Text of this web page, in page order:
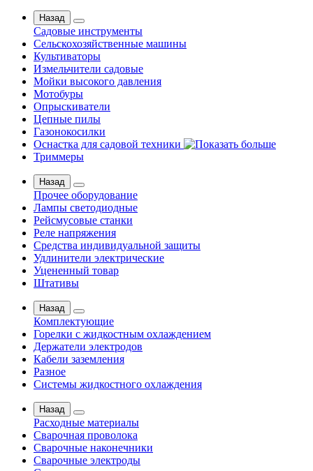
Назад
Садовые инструменты
Сельскохозяйственные машины
Культиваторы
Измельчители садовые
Мойки высокого давления
Мотобуры
Опрыскиватели
Цепные пилы
Газонокосилки
Оснастка для садовой техники
Триммеры
Назад
Прочее оборудование
Лампы светодиодные
Рейсмусовые станки
Реле напряжения
Средства индивидуальной защиты
Удлинители электрические
Уцененный товар
Штативы
Назад
Комплектующие
Горелки с жидкостным охлаждением
Держатели электродов
Кабели заземления
Разное
Системы жидкостного охлаждения
Назад
Расходные материалы
Сварочная проволока
Сварочные наконечники
Сварочные электроды